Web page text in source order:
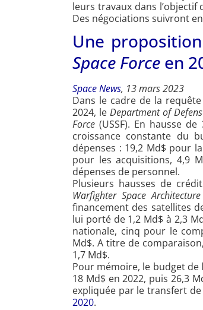
leurs travaux dans
Des négociations suivront
Une
Space Force en
Space News, 13 mars 2023
Dans le cadre de la
2024, le Department of
Force (USSF). En hausse
croissance constante du
dépenses : 19,2 Md$ pour
pour les acquisitions, 4,9
dépenses de personnel.
Plusieurs hausses de
Warfighter Space Architecture
financement des satellites
lui porté de 1,2 Md$ à 2,3
nationale, cinq pour le
Md$. A titre de
1,7 Md$.
Pour mémoire, le budget de
18 Md$ en 2022, puis 26,3
expliquée par le transfert de
2020.